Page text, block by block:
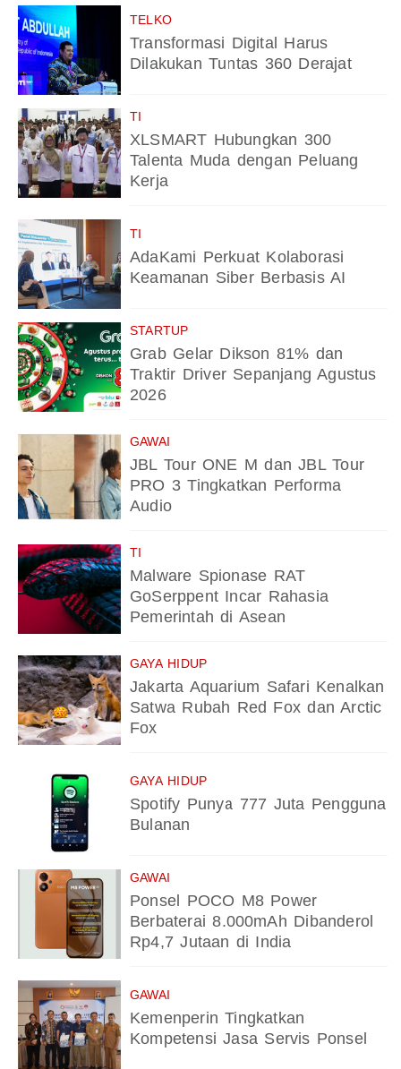
TELKO
Transformasi Digital Harus
Dilakukan Tuntas 360 Derajat
TI
XLSMART Hubungkan 300
Talenta Muda dengan Peluang
Kerja
TI
AdaKami Perkuat Kolaborasi
Keamanan Siber Berbasis AI
STARTUP
Grab Gelar Dikson 81% dan
Traktir Driver Sepanjang Agustus
2026
GAWAI
JBL Tour ONE M dan JBL Tour
PRO 3 Tingkatkan Performa
Audio
TI
Malware Spionase RAT
GoSerppent Incar Rahasia
Pemerintah di Asean
GAYA HIDUP
Jakarta Aquarium Safari Kenalkan
Satwa Rubah Red Fox dan Arctic
Fox
GAYA HIDUP
Spotify Punya 777 Juta Pengguna
Bulanan
GAWAI
Ponsel POCO M8 Power
Berbaterai 8.000mAh Dibanderol
Rp4,7 Jutaan di India
GAWAI
Kemenperin Tingkatkan
Kompetensi Jasa Servis Ponsel